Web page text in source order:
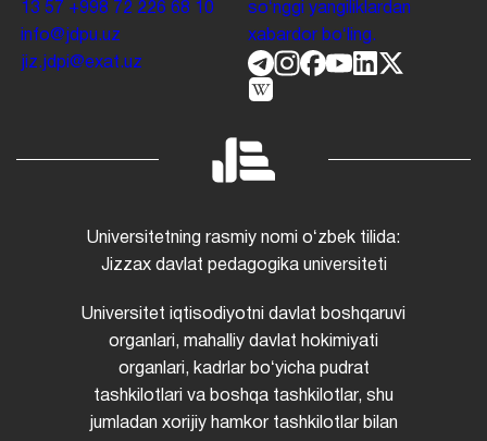
13 57 +998 72 226 68 10
info@jdpu.uz
jiz.jdpi@exat.uz
soʻnggi yangiliklardan
xabardor boʻling.
Universitetning rasmiy nomi oʻzbek tilida:
Jizzax davlat pedagogika universiteti
Universitet iqtisodiyotni davlat boshqaruvi
organlari, mahalliy davlat hokimiyati
organlari, kadrlar boʻyicha pudrat
tashkilotlari va boshqa tashkilotlar, shu
jumladan xorijiy hamkor tashkilotlar bilan